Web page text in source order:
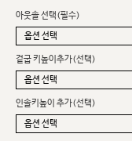
아웃솔 선택(필수)
겉굽 키높이추가(선택)
인솔키높이 추가(선택)